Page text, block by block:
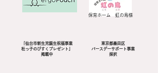
保育ホーム 虹の鳥様
「仙台市新生児誕生祝福事業
杜っ子のびすくプレゼント」
掲載中
東京都墨田区
バースデーサポート事業
採択